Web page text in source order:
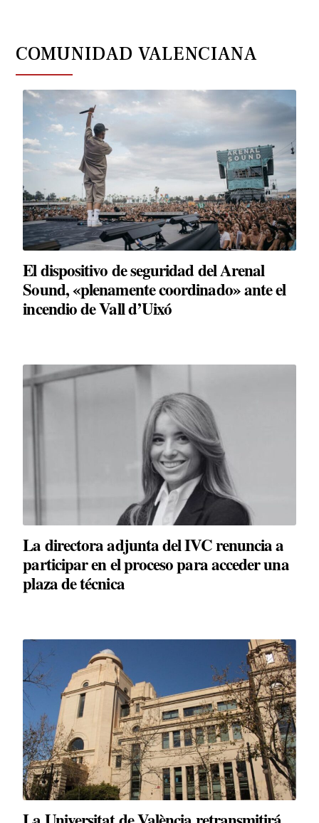
COMUNIDAD VALENCIANA
El dispositivo de seguridad del Arenal
Sound, «plenamente coordinado» ante el
incendio de Vall d’Uixó
La directora adjunta del IVC renuncia a
participar en el proceso para acceder una
plaza de técnica